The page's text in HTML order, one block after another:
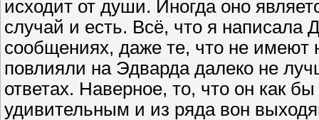
исходит от души. Иногда оно
случай и есть. Всё, что я
сообщениях, даже те, что не имеют
повлияли на Эдварда далеко не
ответах. Наверное, то, что он как
удивительным и из ряда вон